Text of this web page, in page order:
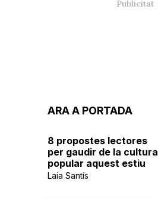
ARA A PORTADA
8 propostes lectores
per gaudir de la cultura
popular aquest estiu
Laia Santís